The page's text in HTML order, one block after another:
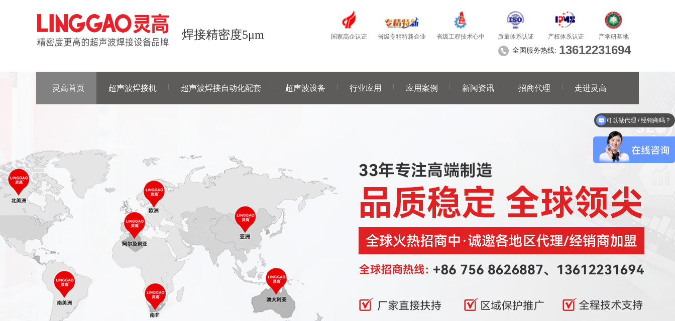
焊接精密度5μm 国家高企认证 省级专精特新企业 省级工程技术心中 质量体系认证 产权体系认证 产学研基地
全国服务热线: 13612231694
灵高首页 超声波焊接机 超声波焊接自动化配套 超声波设备 行业应用 应用案例 新闻资讯 招商代理 走进灵高
能做焊接应用解决方案吗？
可以做代理 / 经销商吗？